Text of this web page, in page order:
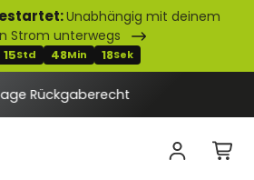
Unabhängig mit deinem
Strom unterwegs
15Std 48Min 18Sek
Rückgaberecht